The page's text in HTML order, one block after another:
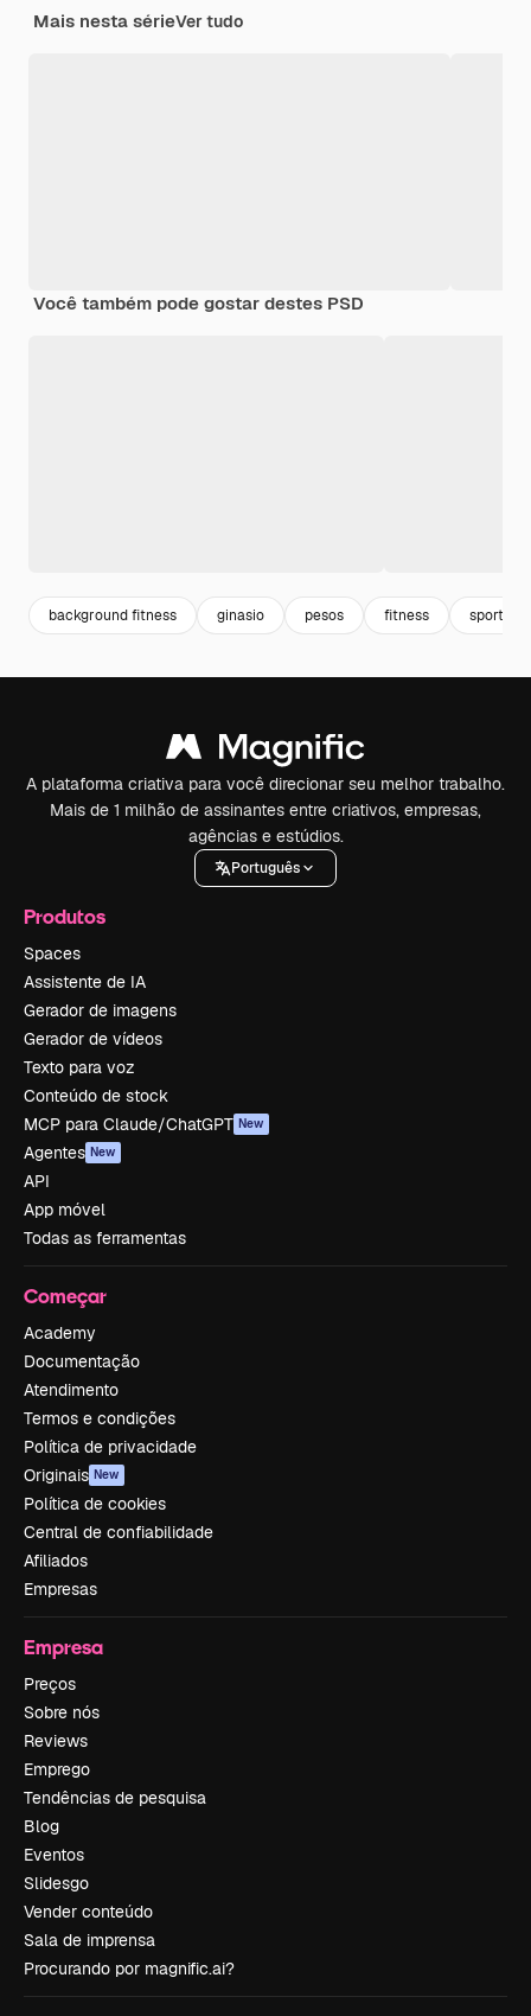
Mais nesta sérieVer tudo
Você também pode gostar destes PSD
background fitness ginasio pesos fitness sports
A plataforma criativa para você direcionar seu melhor trabalho.
Mais de 1 milhão de assinantes entre criativos, empresas,
agências e estúdios.
Português
Produtos
Spaces
Assistente de IA
Gerador de imagens
Gerador de vídeos
Texto para voz
Conteúdo de stock
MCP para Claude/ChatGPT New
Agentes New
API
App móvel
Todas as ferramentas
Começar
Academy
Documentação
Atendimento
Termos e condições
Política de privacidade
Originais New
Política de cookies
Central de confiabilidade
Afiliados
Empresas
Empresa
Preços
Sobre nós
Reviews
Emprego
Tendências de pesquisa
Blog
Eventos
Slidesgo
Vender conteúdo
Sala de imprensa
Procurando por magnific.ai?